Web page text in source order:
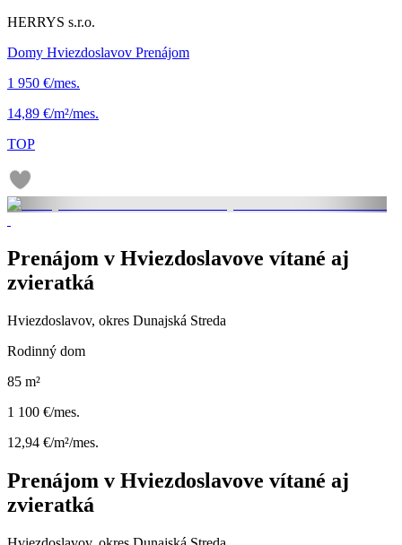
HERRYS s.r.o.
Domy Hviezdoslavov Prenájom
1 950 €/mes.
14,89 €/m²/mes.
TOP
Prenájom v Hviezdoslavove vítané aj
zvieratká
Hviezdoslavov, okres Dunajská Streda
Rodinný dom
85 m²
1 100 €/mes.
12,94 €/m²/mes.
Prenájom v Hviezdoslavove vítané aj
zvieratká